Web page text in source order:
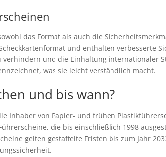
das Format als auch die
und enthalten verbesserte
und die Einhaltung internationaler
was sie leicht verständlich macht.
und bis wann?
Inhaber von Papier- und frühen
die bis einschließlich 1998
gelten gestaffelte Fristen bis zum Jahr